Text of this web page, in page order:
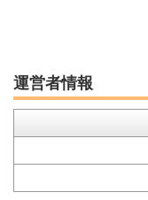
運営者情報